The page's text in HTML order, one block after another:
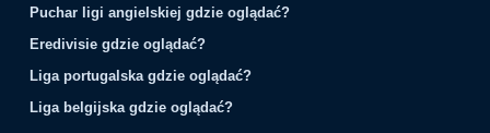
Puchar ligi angielskiej gdzie oglądać?
Eredivisie gdzie oglądać?
Liga portugalska gdzie oglądać?
Liga belgijska gdzie oglądać?